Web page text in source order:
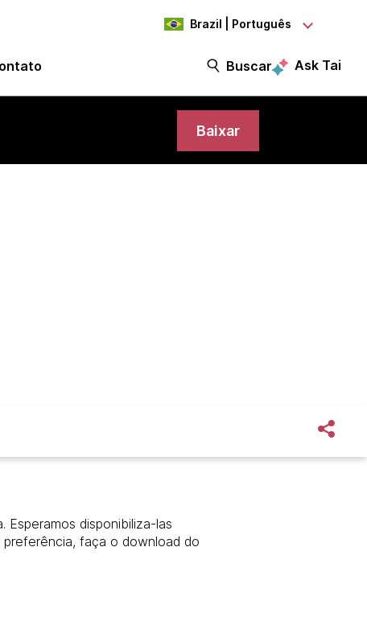
Brazil | Português
Buscar Ask Tai
Baixar
disponibiliza-las
faça o download do